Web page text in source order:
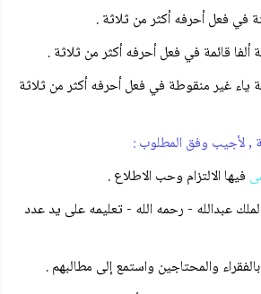
ياء غير منقوطة في فعل أحرفه أكثر من ثلاثة
, لأجيب وفق المطلوب :
فيها الالتزام وحب الاطلاع .
عبدالله - رحمه الله - تعليمه على يد عدد
والمحتاجين واستمع إلى مطالبهم .